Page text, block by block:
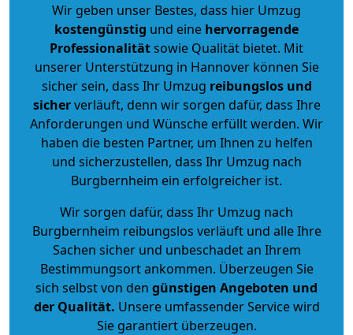
Wir geben unser Bestes, dass hier Umzug
kostengünstig und eine hervorragende
Professionalitätsowie Qualität bietet. Mit
unserer Unterstützung in Hannover können Sie
sicher sein, dass Ihr Umzug reibungslos und
sicherverläuft, denn wir sorgen dafür, dass Ihre
Anforderungen und Wünsche erfüllt werden. Wir
haben die besten Partner, um Ihnen zu helfen
und sicherzustellen, dass Ihr Umzug nach
Burgbernheim ein erfolgreicher ist.
Wir sorgen dafür, dass Ihr Umzug nach
Burgbernheim reibungslos verläuft und alle Ihre
Sachen sicher und unbeschadet an Ihrem
Bestimmungsort ankommen. Überzeugen Sie
sich selbst von den günstigen Angeboten und
der Qualität. Unsere umfassender Service wird
Sie garantiert überzeugen.